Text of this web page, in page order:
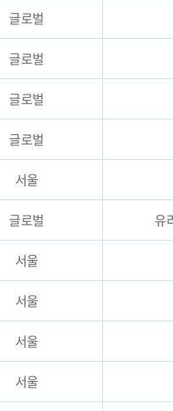
글로벌
글로벌
글로벌
글로벌
서울
글로벌 유
서울
서울
서울
서울